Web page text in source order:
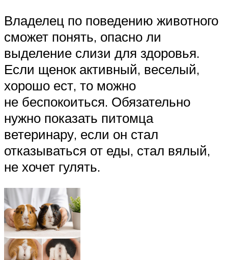
Владелец по поведению животного
сможет понять, опасно ли
выделение слизи для здоровья.
Если щенок активный, веселый,
хорошо ест, то можно
не беспокоиться. Обязательно
нужно показать питомца
ветеринару, если он стал
отказываться от еды, стал вялый,
не хочет гулять.